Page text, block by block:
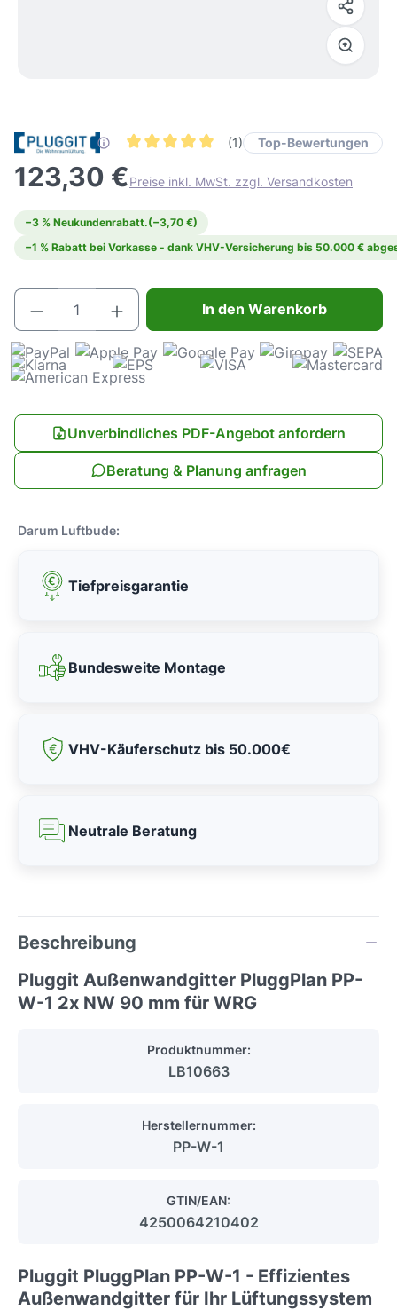
(1) Top-Bewertungen
123,30 €Preise inkl. MwSt. zzgl. Versandkosten
−3 % Neukundenrabatt.(−3,70 €)
−1 % Rabatt bei Vorkasse - dank VHV-Versicherung bis 50.000 €
Produkt Anzahl: Gib den gewünschten
In den Warenkorb
Unverbindliches PDF-Angebot anfordern
Beratung & Planung anfragen
Darum Luftbude:
Tiefpreisgarantie
Bundesweite Montage
VHV-Käuferschutz bis 50.000€
Neutrale Beratung
Beschreibung
Pluggit Außenwandgitter PluggPlan PP-
W-1 2x NW 90 mm für WRG
Produktnummer:
LB10663
Herstellernummer:
PP-W-1
GTIN/EAN:
4250064210402
Pluggit PluggPlan PP-W-1 - Effizientes
Außenwandgitter für Ihr Lüftungssystem